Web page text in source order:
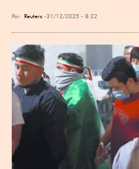
Por Reuters 31/12/2025 - 8:22